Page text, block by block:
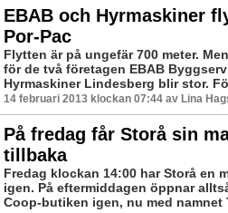
EBAB och Hyrmaskiner
Por-Pac
Flytten är på ungefär 700 meter.
för de två företagen EBAB
Hyrmaskiner Lindesberg blir stor.
14 februari 2013 klockan 07:44 av Lina
På fredag får Storå sin
tillbaka
Fredag klockan 14:00 har Storå en
igen. På eftermiddagen öppnar
Coop-butiken igen, nu med namnet